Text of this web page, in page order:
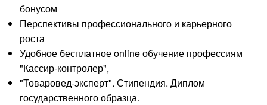
бонусом
Перспективы профессионального и карьерного
роста
Удобное бесплатное online обучение профессиям
"Кассир-контролер",
"Товаровед-эксперт". Стипендия. Диплом
государственного образца.